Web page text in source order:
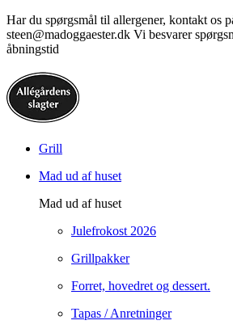
Har du spørgsmål til allergener, kontakt os
steen@madoggaester.dk Vi besvarer
åbningstid
Grill
Mad ud af huset
Mad ud af huset
Julefrokost 2026
Grillpakker
Forret, hovedret og dessert.
Tapas / Anretninger